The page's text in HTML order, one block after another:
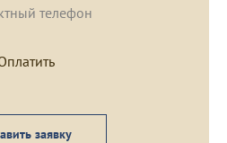
заявку